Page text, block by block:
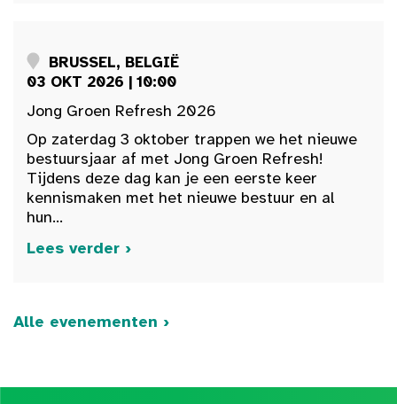
BRUSSEL, BELGIË
03 OKT 2026 | 10:00
Jong Groen Refresh 2026
Op zaterdag 3 oktober trappen we het nieuwe
bestuursjaar af met Jong Groen Refresh!
Tijdens deze dag kan je een eerste keer
kennismaken met het nieuwe bestuur en al
hun...
Lees verder ›
Alle evenementen ›